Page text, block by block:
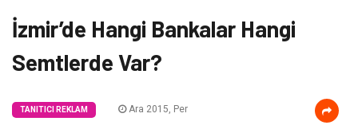
İzmir’de Hangi Bankalar Hangi
Semtlerde Var?
TANITICI REKLAM Ara 2015, Per